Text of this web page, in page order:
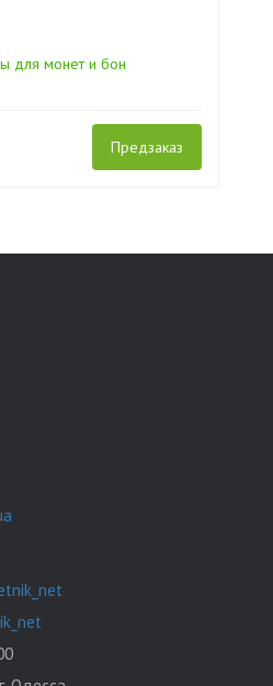
для монет и бон
Предзаказ